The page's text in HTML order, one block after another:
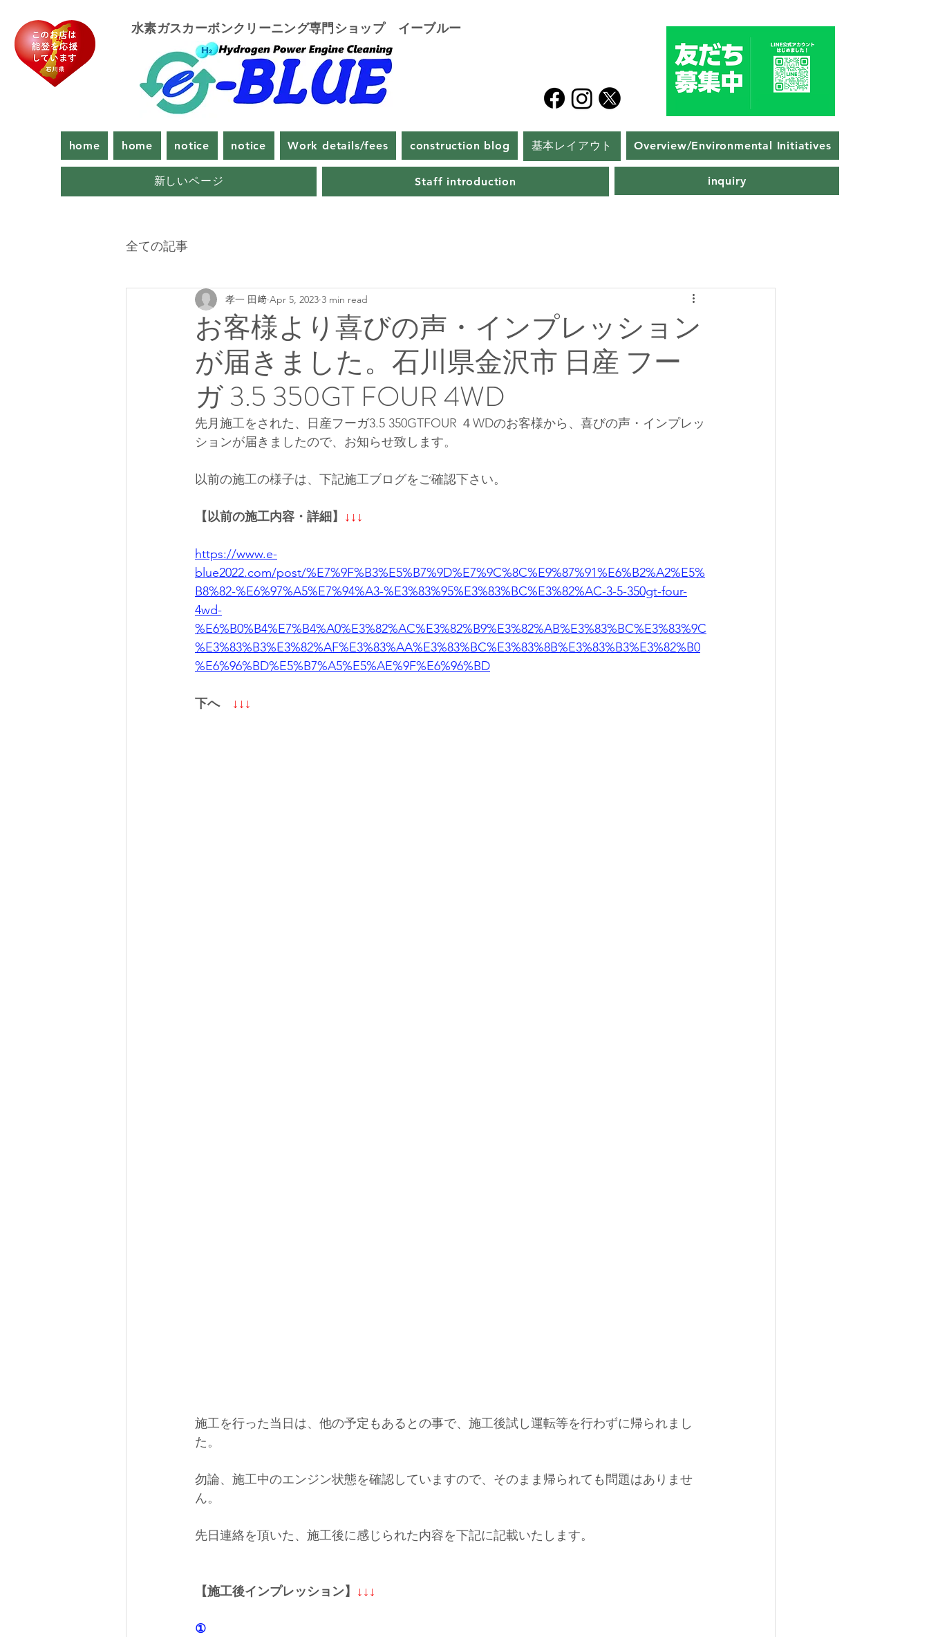
​水素ガスカーボンクリーニング専門ショップ イーブルー
home home notice notice Work details/fees construction blog 基本レイアウト Overview/Environmental Initiatives
新しいページ Staff introduction inquiry
全ての記事
お客様より喜びの声・インプレッション
が届きました。石川県金沢市 日産 フー
ガ 3.5 350GT FOUR 4WD
孝一 田﨑 Apr 5, 2023 3 min read
先月施工をされた、日産フーガ3.5 350GTFOUR ４WDのお客様から、喜びの声・インプレッ
ションが届きましたので、お知らせ致します。
以前の施工の様子は、下記施工ブログをご確認下さい。
【以前の施工内容・詳細】 ↓↓↓
https://www.e-
blue2022.com/post/%E7%9F%B3%E5%B7%9D%E7%9C%8C%E9%87%91%E6%B2%A2%E5%
B8%82-%E6%97%A5%E7%94%A3-%E3%83%95%E3%83%BC%E3%82%AC-3-5-350gt-four-
4wd-
%E6%B0%B4%E7%B4%A0%E3%82%AC%E3%82%B9%E3%82%AB%E3%83%BC%E3%83%9C
%E3%83%B3%E3%82%AF%E3%83%AA%E3%83%BC%E3%83%8B%E3%83%B3%E3%82%B0
%E6%96%BD%E5%B7%A5%E5%AE%9F%E6%96%BD
下へ ↓↓↓
施工を行った当日は、他の予定もあるとの事で、施工後試し運転等を行わずに帰られまし
た。
勿論、施工中のエンジン状態を確認していますので、そのまま帰られても問題はありませ
ん。
先日連絡を頂いた、施工後に感じられた内容を下記に記載いたします。
【施工後インプレッション】 ↓↓↓
①